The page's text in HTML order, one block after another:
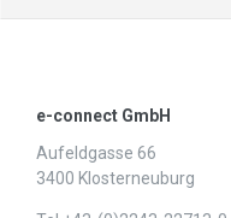
e-connect GmbH
Aufeldgasse 66
3400 Klosterneuburg